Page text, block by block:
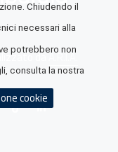
daA.R.I.A.
Chiudendo il
necessari alla
potrebbero non
consulta la nostra
cookie